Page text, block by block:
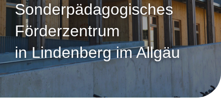
Sonderpädagogisches
Förderzentrum
in Lindenberg im Allgäu